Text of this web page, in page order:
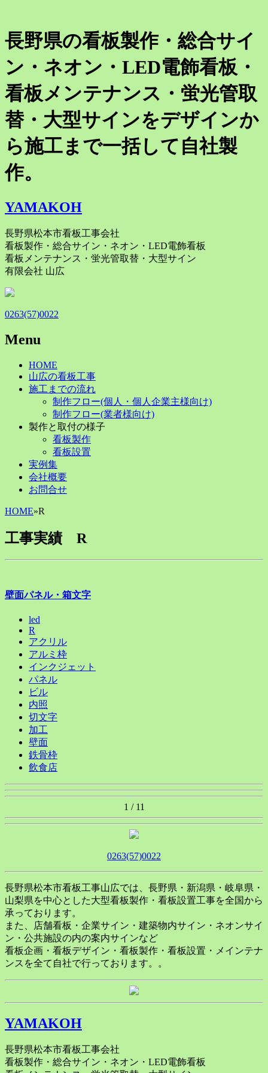
長野県の看板製作・総合サイ
ン・ネオン・LED電飾看板・
看板メンテナンス・蛍光管取
替・大型サインをデザインか
ら施工まで一括して自社製
作。
YAMAKOH
長野県松本市看板工事会社
看板製作・総合サイン・ネオン・LED電飾看板
看板メンテナンス・蛍光管取替・大型サイン
有限会社 山広
0263(57)0022
Menu
Skip
content
HOME
山広の看板工事
施工までの流れ
制作フロー(個人・個人企業主様向け)
制作フロー(業者様向け)
製作と取付の様子
看板製作
看板設置
実例集
会社概要
お問合せ
HOME»R
工事実績 R
壁面パネル・箱文字
led
R
アクリル
アルミ枠
インクジェット
パネル
ビル
内照
切文字
加工
壁面
鉄骨枠
飲食店
1 / 11
0263(57)0022
長野県松本市看板工事山広では、長野県・新潟県・岐阜県・
山梨県を中心とした大型看板製作・看板設置工事を全国から
承っております。
また、店舗看板・企業サイン・建築物内サイン・ネオンサイ
ン・公共施設の内の案内サインなど
看板企画・看板デザイン・看板製作・看板設置・メインテナ
ンスを全て自社で行っております。。
YAMAKOH
長野県松本市看板工事会社
看板製作・総合サイン・ネオン・LED電飾看板